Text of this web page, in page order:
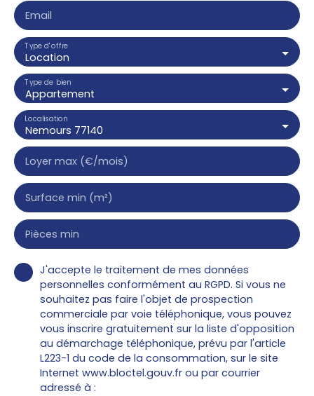
Email
Location
Type d'offre
Appartement
Type de bien
Nemours 77140
Localisation
Loyer max (€/mois)
Surface min (m²)
Pièces min
J'accepte le traitement de mes données
personnelles conformément au RGPD. Si vous ne
souhaitez pas faire l'objet de prospection
commerciale par voie téléphonique, vous pouvez
vous inscrire gratuitement sur la liste d'opposition
au démarchage téléphonique, prévu par l'article
L223-1 du code de la consommation, sur le site
Internet www.bloctel.gouv.fr ou par courrier
adressé à :